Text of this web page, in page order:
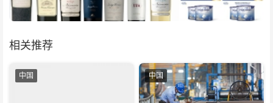
相关推荐
中国 中国